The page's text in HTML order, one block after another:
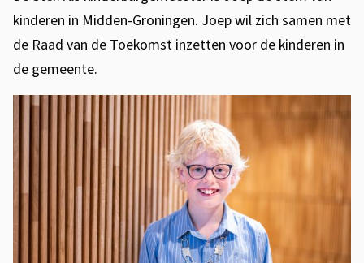
a
a
d
v
n
d
e
kinderen in Midden-Groningen. Joep wil zich samen met
de Raad van de Toekomst inzetten voor de kinderen in
de gemeente.